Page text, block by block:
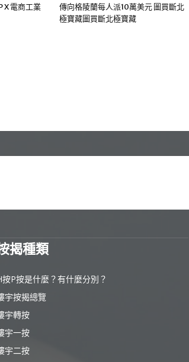
X 電商工業
傳向格陵蘭每人派10萬美元 圖買斷北
極寶藏圖買斷北極寶藏
揭種類
按P按是什麼？有什麼分別？
宇按揭總覽
宇轉按
宇一按
宇二按